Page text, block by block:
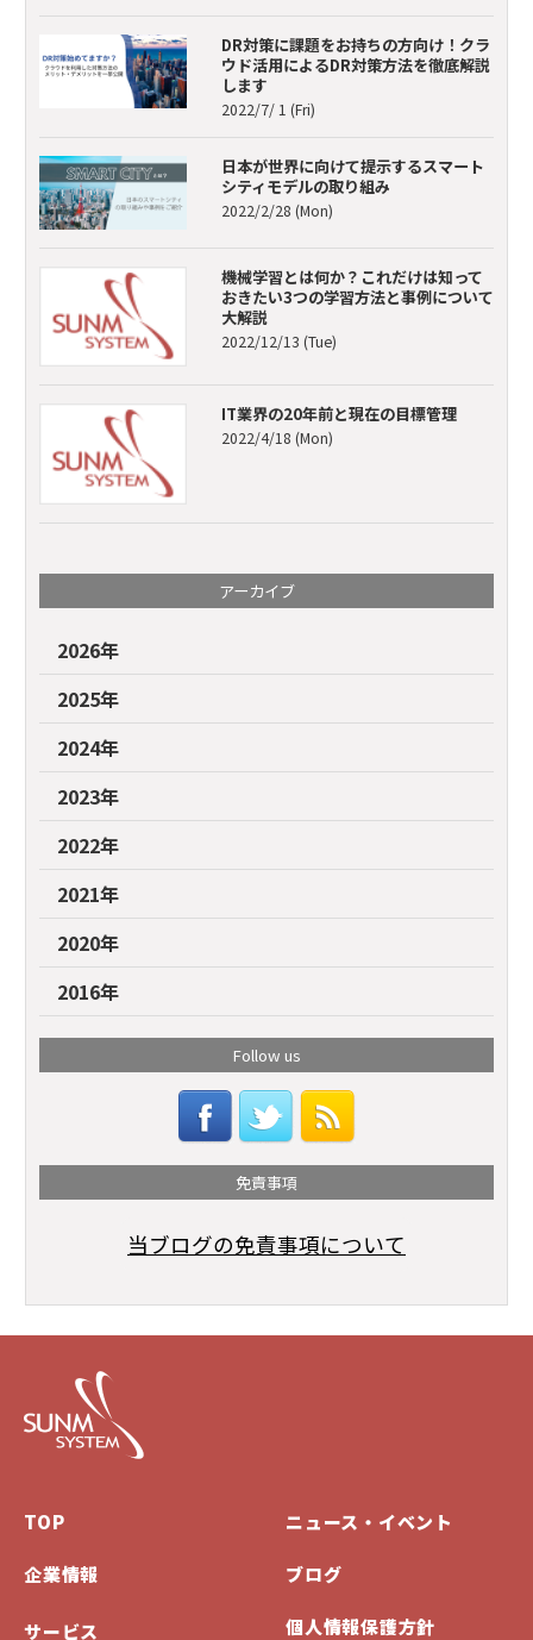
DR対策に課題をお持ちの方向け！クラ
ウド活用によるDR対策方法を徹底解説
します
2022/7/ 1 (Fri)
日本が世界に向けて提示するスマート
シティモデルの取り組み
2022/2/28 (Mon)
機械学習とは何か？これだけは知って
おきたい3つの学習方法と事例について
大解説
2022/12/13 (Tue)
IT業界の20年前と現在の目標管理
2022/4/18 (Mon)
アーカイブ
2026年
2025年
2024年
2023年
2022年
2021年
2020年
2016年
Follow us
免責事項
当ブログの免責事項について
TOP
企業情報
サービス
ニュース・イベント
ブログ
個人情報保護方針